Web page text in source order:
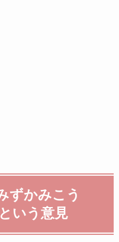
ずかみこう
いう意見